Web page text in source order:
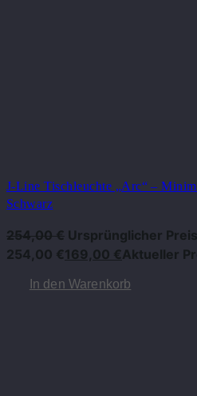
J-Line Tischleuchte „Arc“ –
Schwarz
254,00€ Ursprünglicher
254,00 €169,00 €Aktueller
In den Warenkorb